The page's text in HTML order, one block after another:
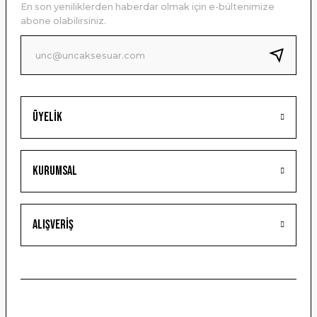
Ürün bilgilerinde hatalar bulunuyor.
Ürün fiyatı diğer sitelerden daha pahalı.
Bu ürüne benzer farklı alternatifler olmalı.
Gönder
Üyelik
Kurumsal
Alışveriş
En son yeniliklerden haberdar olmak için e-bültenimize
abone olabilirsiniz.